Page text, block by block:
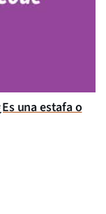
una estafa o